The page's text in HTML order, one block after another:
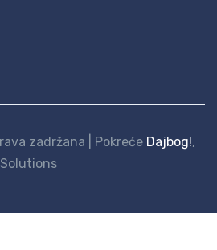
zadržana | Pokreće Dajbog!,